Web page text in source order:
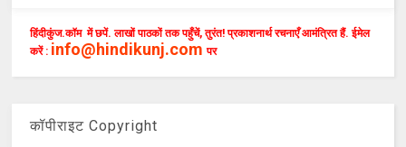
हिंदीकुंज.कॉम में छपें. लाखों पाठकों तक पहुँचें, तुरंत! प्रकाशनार्थ रचनाएँ आमंत्रित हैं. ईमेल
करें : info@hindikunj.com पर
कॉपीराइट Copyright